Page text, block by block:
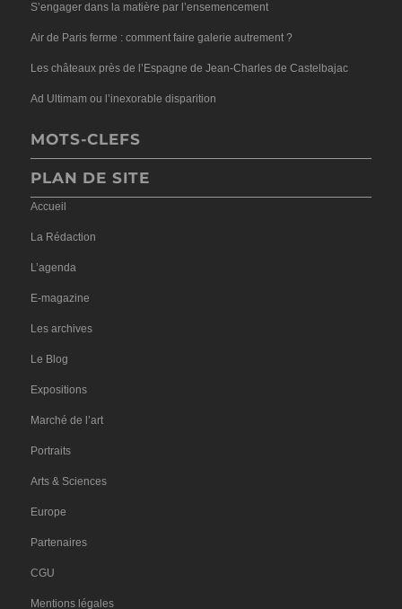
S’engager dans la matière par l’ensemencement
Air de Paris ferme : comment faire galerie autrement ?
Les châteaux près de l’Espagne de Jean-Charles de Castelbajac
Ad Ultimam ou l’inexorable disparition
MOTS-CLEFS
PLAN DE SITE
Accueil
La Rédaction
L’agenda
E-magazine
Les archives
Le Blog
Expositions
Marché de l’art
Portraits
Arts & Sciences
Europe
Partenaires
CGU
Mentions légales